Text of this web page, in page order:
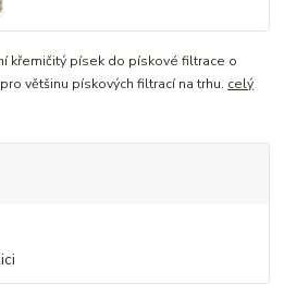
křemičitý písek do pískové filtrace o
většinu pískových filtrací na trhu. celý